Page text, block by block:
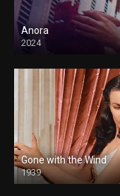
Anora
2024
Gone with the Wind
1939